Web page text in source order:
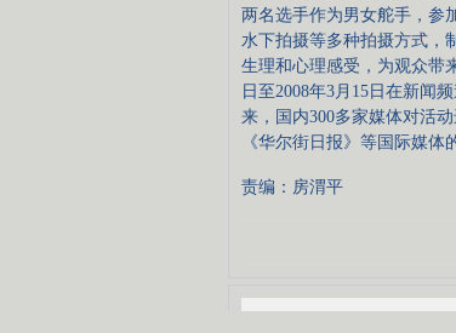
两名选手作为男女舵手，参
水下拍摄等多种拍摄方式，
生理和心理感受，为观众带
日至2008年3月15日在新闻
来，国内300多家媒体对活
《华尔街日报》等国际媒体
责编：房渭平